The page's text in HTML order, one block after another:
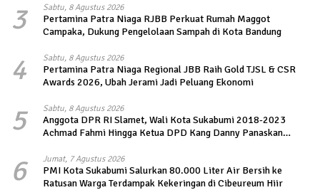
3 Sabtu, 8 Agustus 2026
Pertamina Patra Niaga RJBB Perkuat Rumah Maggot
Campaka, Dukung Pengelolaan Sampah di Kota Bandung
4 Sabtu, 8 Agustus 2026
Pertamina Patra Niaga Regional JBB Raih Gold TJSL & CSR
Awards 2026, Ubah Jerami Jadi Peluang Ekonomi
5 Sabtu, 8 Agustus 2026
Anggota DPR RI Slamet, Wali Kota Sukabumi 2018-2023
Achmad Fahmi Hingga Ketua DPD Kang Danny Panaskan
6 Jumat, 7 Agustus 2026
PMI Kota Sukabumi Salurkan 80.000 Liter Air Bersih ke
Ratusan Warga Terdampak Kekeringan di Cibeureum Hiir